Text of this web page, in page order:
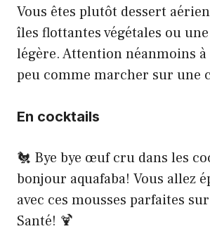
Vous êtes plutôt dessert
îles flottantes végétales ou
légère. Attention néanmoins
peu comme marcher sur une
En cocktails
🐔 Bye bye œuf cru dans les
bonjour aquafaba! Vous allez
avec ces mousses parfaites
Santé! 🍹